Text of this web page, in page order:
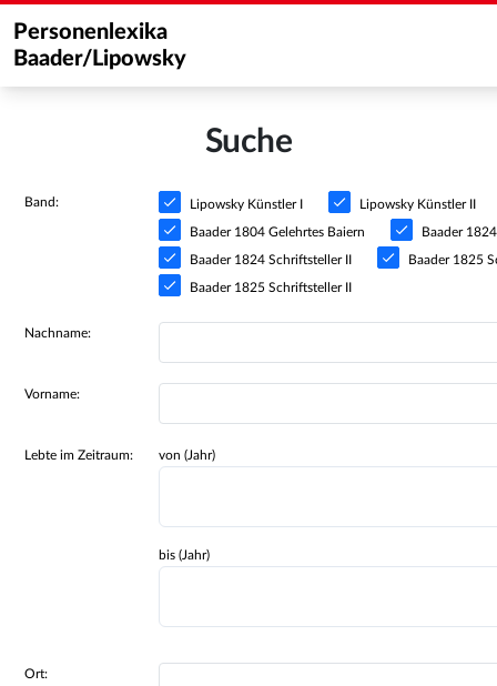
Personenlexika
Baader/Lipowsky
Suche
Band: Lipowsky Künstler I Lipowsky Künstler II
Baader 1804 Gelehrtes Baiern Baader
Baader 1824 Schriftsteller II Baader 1825
Baader 1825 Schriftsteller II
Nachname:
Vorname:
Lebte im Zeitraum: von (Jahr)
bis (Jahr)
Ort: